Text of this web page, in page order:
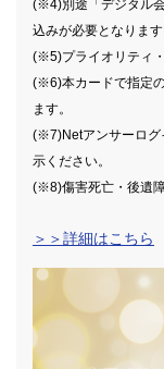
(※4)別途「デジタル
込みが必要となります
(※5)プライオリティ
(※6)本カードで指定
ます。
(※7)Netアンサーログ
示ください。
(※8)傷害死亡・後遺
＞＞詳細はこちら